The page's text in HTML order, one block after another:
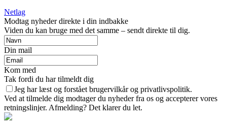
Netlag
Modtag nyheder direkte i din indbakke
Viden du kan bruge med det samme – sendt direkte til dig.
Din mail
Kom med
Tak fordi du har tilmeldt dig
Jeg har læst og forstået brugervilkår og privatlivspolitik.
Ved at tilmelde dig modtager du nyheder fra os og accepterer vores
retningslinjer. Afmelding? Det klarer du let.